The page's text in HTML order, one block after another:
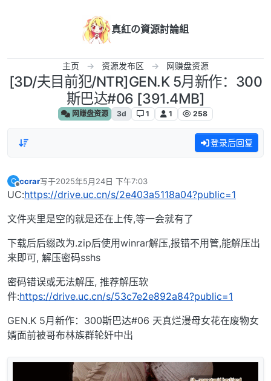
真紅の資源討論組
主页 资源发布区 网赚盘资源
[3D/夫目前犯/NTR]GEN.K 5月新作：300
斯巴达#06 [391.4MB]
网赚盘资源 3d 1 1 258
登录后回复
C
离线
ccrar写于2025年5月24日 下午7:03
最后由 编辑
UC:https://drive.uc.cn/s/2e403a5118a04?public=1
文件夹里是空的就是还在上传,等一会就有了
下载后后缀改为.zip后使用winrar解压,报错不用管,能解压出
来即可, 解压密码sshs
密码错误或无法解压, 推荐解压软
件:https://drive.uc.cn/s/53c7e2e892a84?public=1
GEN.K 5月新作：300斯巴达#06 天真烂漫母女花在废物女
婿面前被哥布林族群轮奸中出